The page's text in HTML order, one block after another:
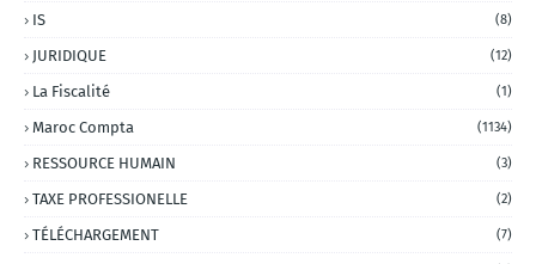
IS (8)
JURIDIQUE (12)
La Fiscalité (1)
Maroc Compta (1134)
RESSOURCE HUMAIN (3)
TAXE PROFESSIONELLE (2)
TÉLÉCHARGEMENT (7)